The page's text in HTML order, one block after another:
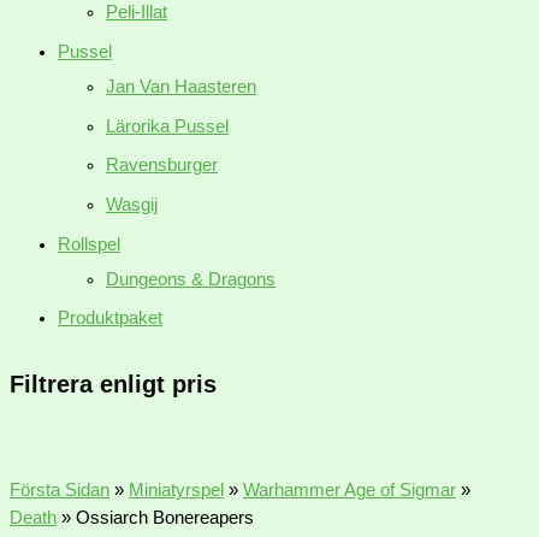
Peli-Illat
Pussel
Jan Van Haasteren
Lärorika Pussel
Ravensburger
Wasgij
Rollspel
Dungeons & Dragons
Produktpaket
Filtrera enligt pris
Första Sidan » Miniatyrspel » Warhammer Age of Sigmar »
Death » Ossiarch Bonereapers